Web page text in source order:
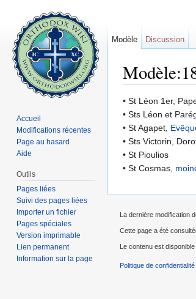
• St Léon 1er,
• Sts Léon et
• St Agapet,
• Sts Victorin,
• St Pioulios
• St Cosmas,
Modèle Discussion
Accueil
Modifications récentes
Page au hasard
Aide
Outils
Pages liées
Suivi des pages liées
Importer un fichier
Pages spéciales
Version imprimable
Lien permanent
Information sur la page
La dernière modification
Cette page a été
Le contenu est
Politique de confidentialité